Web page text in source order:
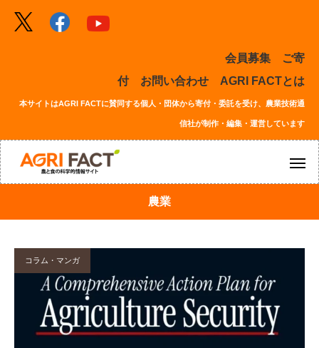
会員募集
ご寄
付
お問い合わせ AGRI FACTとは
本サイトはAGRI FACTに賛同する個人・団体から寄付・委託を受け、農業技術通
信社が制作・編集・運営しています
農業
コラム・マンガ